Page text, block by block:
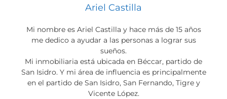
Ariel Castilla
Mi nombre es Ariel Castilla y hace más de 15 años
me dedico a ayudar a las personas a lograr sus
sueños.
Mi inmobiliaria está ubicada en Béccar, partido de
San Isidro. Y mi área de influencia es principalmente
en el partido de San Isidro, San Fernando, Tigre y
Vicente López.